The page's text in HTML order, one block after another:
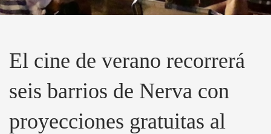
El cine de verano recorrerá
seis barrios de Nerva con
proyecciones gratuitas al